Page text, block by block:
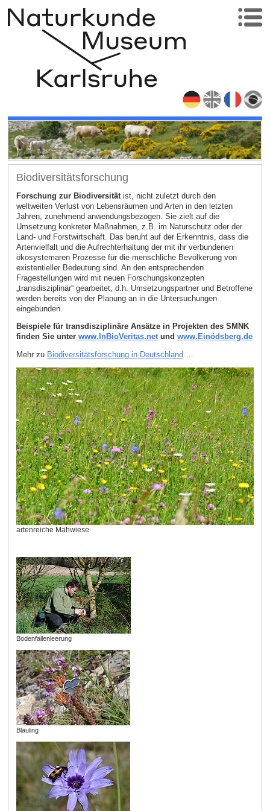
Biodiversitätsforschung
Forschung zur Biodiversitätist, nicht zuletzt durch den
weltweiten Verlust von Lebensräumen und Arten in den letzten
Jahren, zunehmend anwendungsbezogen. Sie zielt auf die
Umsetzung konkreter Maßnahmen, z.B. im Naturschutz oder der
Land- und Forstwirtschaft. Das beruht auf der Erkenntnis, dass die
Artenvielfalt und die Aufrechterhaltung der mit ihr verbundenen
ökosystemaren Prozesse für die menschliche Bevölkerung von
existentieller Bedeutung sind. An den entsprechenden
Fragestellungen wird mit neuen Forschungskonzepten
„transdisziplinär“ gearbeitet, d.h. Umsetzungspartner und Betroffene
werden bereits von der Planung an in die Untersuchungen
eingebunden.
Beispiele für transdisziplinäre Ansätze in Projekten des SMNK
finden Sie unter www.InBioVeritas.netund www.Einödsberg.de
Mehr zu Biodiversitätsforschung in Deutschland …
artenreiche Mähwiese
Bodenfallenleerung
Bläuling